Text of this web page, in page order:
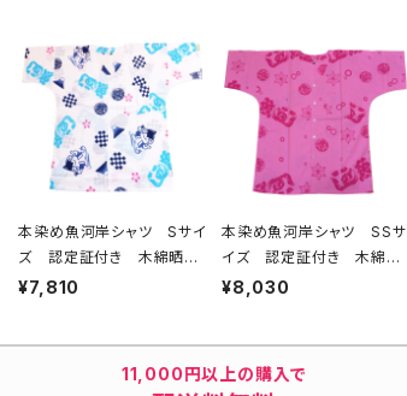
本染め魚河岸シャツ Sサイ
ズ 認定証付き 木綿晒
やいちゃん柄 白 桜 富
ャツ 濱いちシャツ 焼
¥7,810
本染め魚河岸シャツ SSサ
イズ 認定証付き 木綿
晒 涼麻柄 ピンク×チェリ
濱いちシャツ 焼津 浜通
¥8,030
11,000円以上の購入で